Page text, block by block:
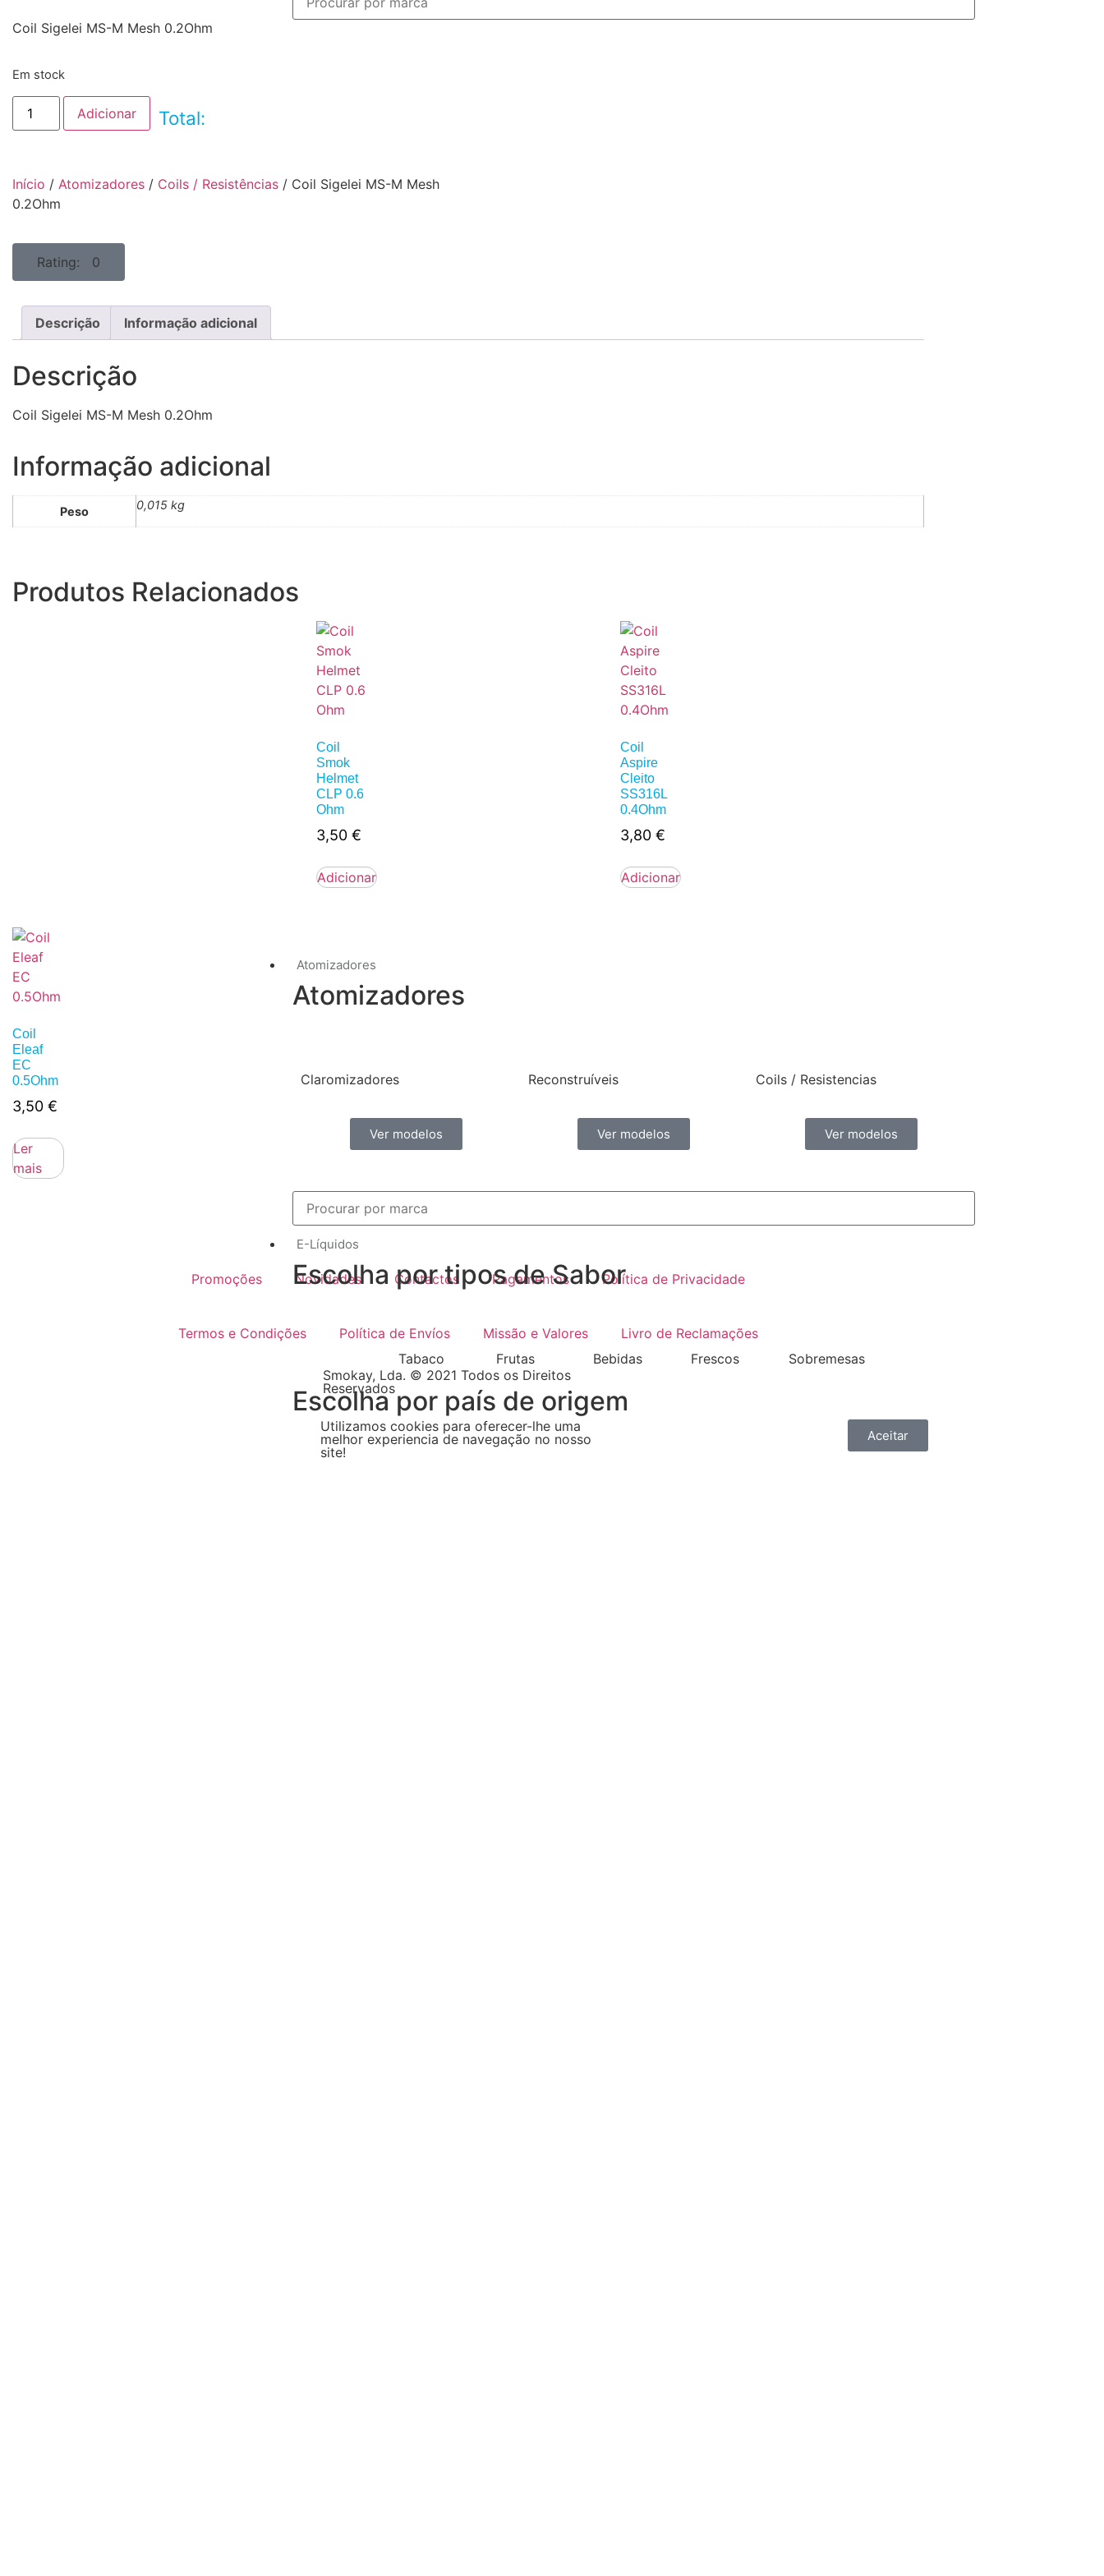
Atomizadores
Atomizadores
Claromizadores
Ver modelos
Reconstruíveis
Ver modelos
Coils / Resistencias
Ver modelos
E-Líquidos
Escolha por tipos de Sabor
Tabaco Frutas Bebidas Frescos Sobremesas
Escolha por país de origem
Coil Sigelei MS-M Mesh 0.2Ohm
Em stock
Adicionar Total:
Início / Atomizadores / Coils / Resistências / Coil Sigelei MS-M Mesh
0.2Ohm
Rating: 0
Descrição Informação adicional
Descrição
Coil Sigelei MS-M Mesh 0.2Ohm
Informação adicional
Peso 0,015 kg
Produtos Relacionados
Coil
Smok
Helmet
CLP 0.6
Ohm
3,50 €
Adicionar
Coil
Aspire
Cleito
SS316L
0.4Ohm
3,80 €
Adicionar
Coil
Eleaf
EC
0.5Ohm
3,50 €
Ler
mais
Promoções Novidades Contactos Pagamentos Política de Privacidade
Termos e Condições Política de Envíos Missão e Valores Livro de Reclamações
Smokay, Lda. © 2021 Todos os Direitos
Reservados
Utilizamos cookies para oferecer-lhe uma
melhor experiencia de navegação no nosso
site!
Aceitar